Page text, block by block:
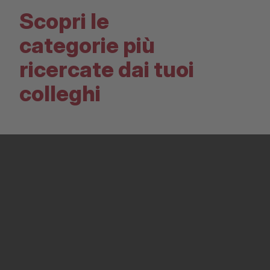
Scopri le
categorie più
ricercate dai tuoi
colleghi